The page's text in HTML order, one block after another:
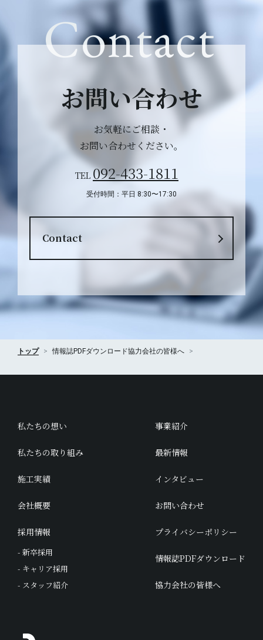
Contact
お問い合わせ
お気軽にご相談・
お問い合わせください。
TEL 092-433-1811
受付時間：平日 8:30〜17:30
Contact
トップ 情報誌PDFダウンロード協力会社の皆様へ
私たちの想い
私たちの取り組み
施工実績
会社概要
採用情報
- 新卒採用
- キャリア採用
- スタッフ紹介
事業紹介
最新情報
インタビュー
お問い合わせ
プライバシーポリシー
情報誌PDFダウンロード
協力会社の皆様へ